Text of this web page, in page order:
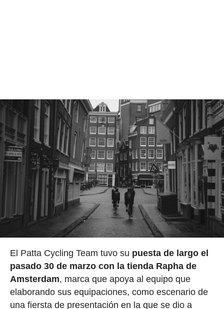
El Patta Cycling Team tuvo su puesta de largo el
pasado 30 de marzo con la tienda Rapha de
Amsterdam, marca que apoya al equipo que
elaborando sus equipaciones, como escenario de
una fiersta de presentación en la que se dio a